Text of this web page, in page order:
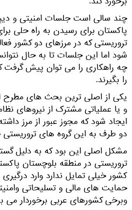
چند سالی است جلسات امنیتی و
پاکستان برای رسیدن به راه حلی
تروریستی که در مرزهای دو کشور
شود اما این جلسات تا به حال
چه راهکاری را می توان پیش گرفت
را بگیرند.
یکی از اصلی ترین بحث های مطرح
و یا عملیاتی مشترک از نیروهای
ایجاد شود که مجوز عبور از مرز
دو طرف به این گروه های تروریستی
مشکل اصلی این بود که به دلیل
تروریستی در منطقه بلوچستان
کشور خیلی تمایل ندارد وارد درگیری
حمایت های مالی و تسلیحاتی
وبرخی کشورهای عربی برخوردار می